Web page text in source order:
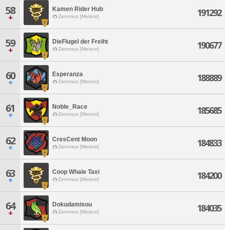
58 Kamen Rider Hub
Zeromus [Meteor] 191292
59 DieFlugel der Freiht
Zeromus [Meteor] 190677
60 Esperanza
Zeromus [Meteor] 188889
61 Noble_Race
Zeromus [Meteor] 185685
62 CresCent Moon
Zeromus [Meteor] 184833
63 Coop Whale Taxi
Zeromus [Meteor] 184200
64 Dokudamisou
Zeromus [Meteor] 184035